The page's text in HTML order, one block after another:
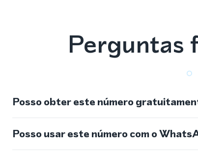
Perguntas
Posso obter este número
Posso usar este número com o